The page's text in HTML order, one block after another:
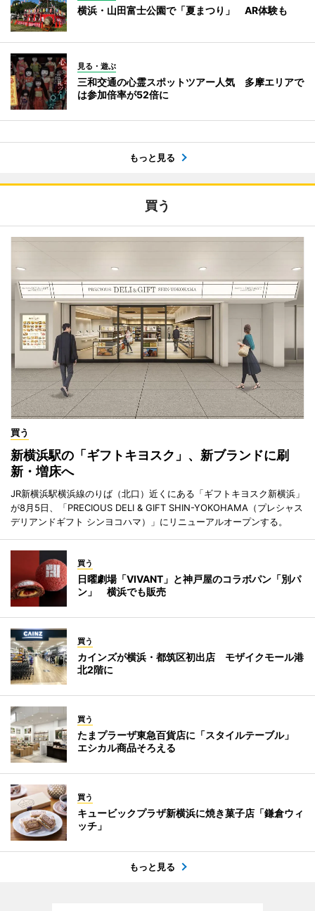
横浜・山田富士公園で「夏まつり」 AR体験も
見る・遊ぶ
三和交通の心霊スポットツアー人気 多摩エリアで
は参加倍率が52倍に
もっと見る
買う
買う
新横浜駅の「ギフトキヨスク」、新ブランドに刷
新・増床へ
JR新横浜駅横浜線のりば（北口）近くにある「ギフトキヨスク新横浜」
が8月5日、「PRECIOUS DELI & GIFT SHIN-YOKOHAMA（プレシャス
デリアンドギフト シンヨコハマ）」にリニューアルオープンする。
買う
日曜劇場「VIVANT」と神戸屋のコラボパン「別パ
ン」 横浜でも販売
買う
カインズが横浜・都筑区初出店 モザイクモール港
北2階に
買う
たまプラーザ東急百貨店に「スタイルテーブル」
エシカル商品そろえる
買う
キュービックプラザ新横浜に焼き菓子店「鎌倉ウィ
ッチ」
もっと見る